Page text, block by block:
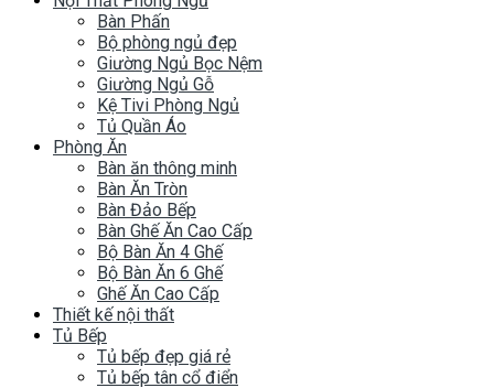
Bàn Phấn
Bộ phòng ngủ đẹp
Giường Ngủ Bọc Nệm
Giường Ngủ Gỗ
Kệ Tivi Phòng Ngủ
Tủ Quần Áo
Phòng Ăn
Bàn ăn thông minh
Bàn Ăn Tròn
Bàn Đảo Bếp
Bàn Ghế Ăn Cao Cấp
Bộ Bàn Ăn 4 Ghế
Bộ Bàn Ăn 6 Ghế
Ghế Ăn Cao Cấp
Thiết kế nội thất
Tủ Bếp
Tủ bếp đẹp giá rẻ
Tủ bếp tân cổ điển